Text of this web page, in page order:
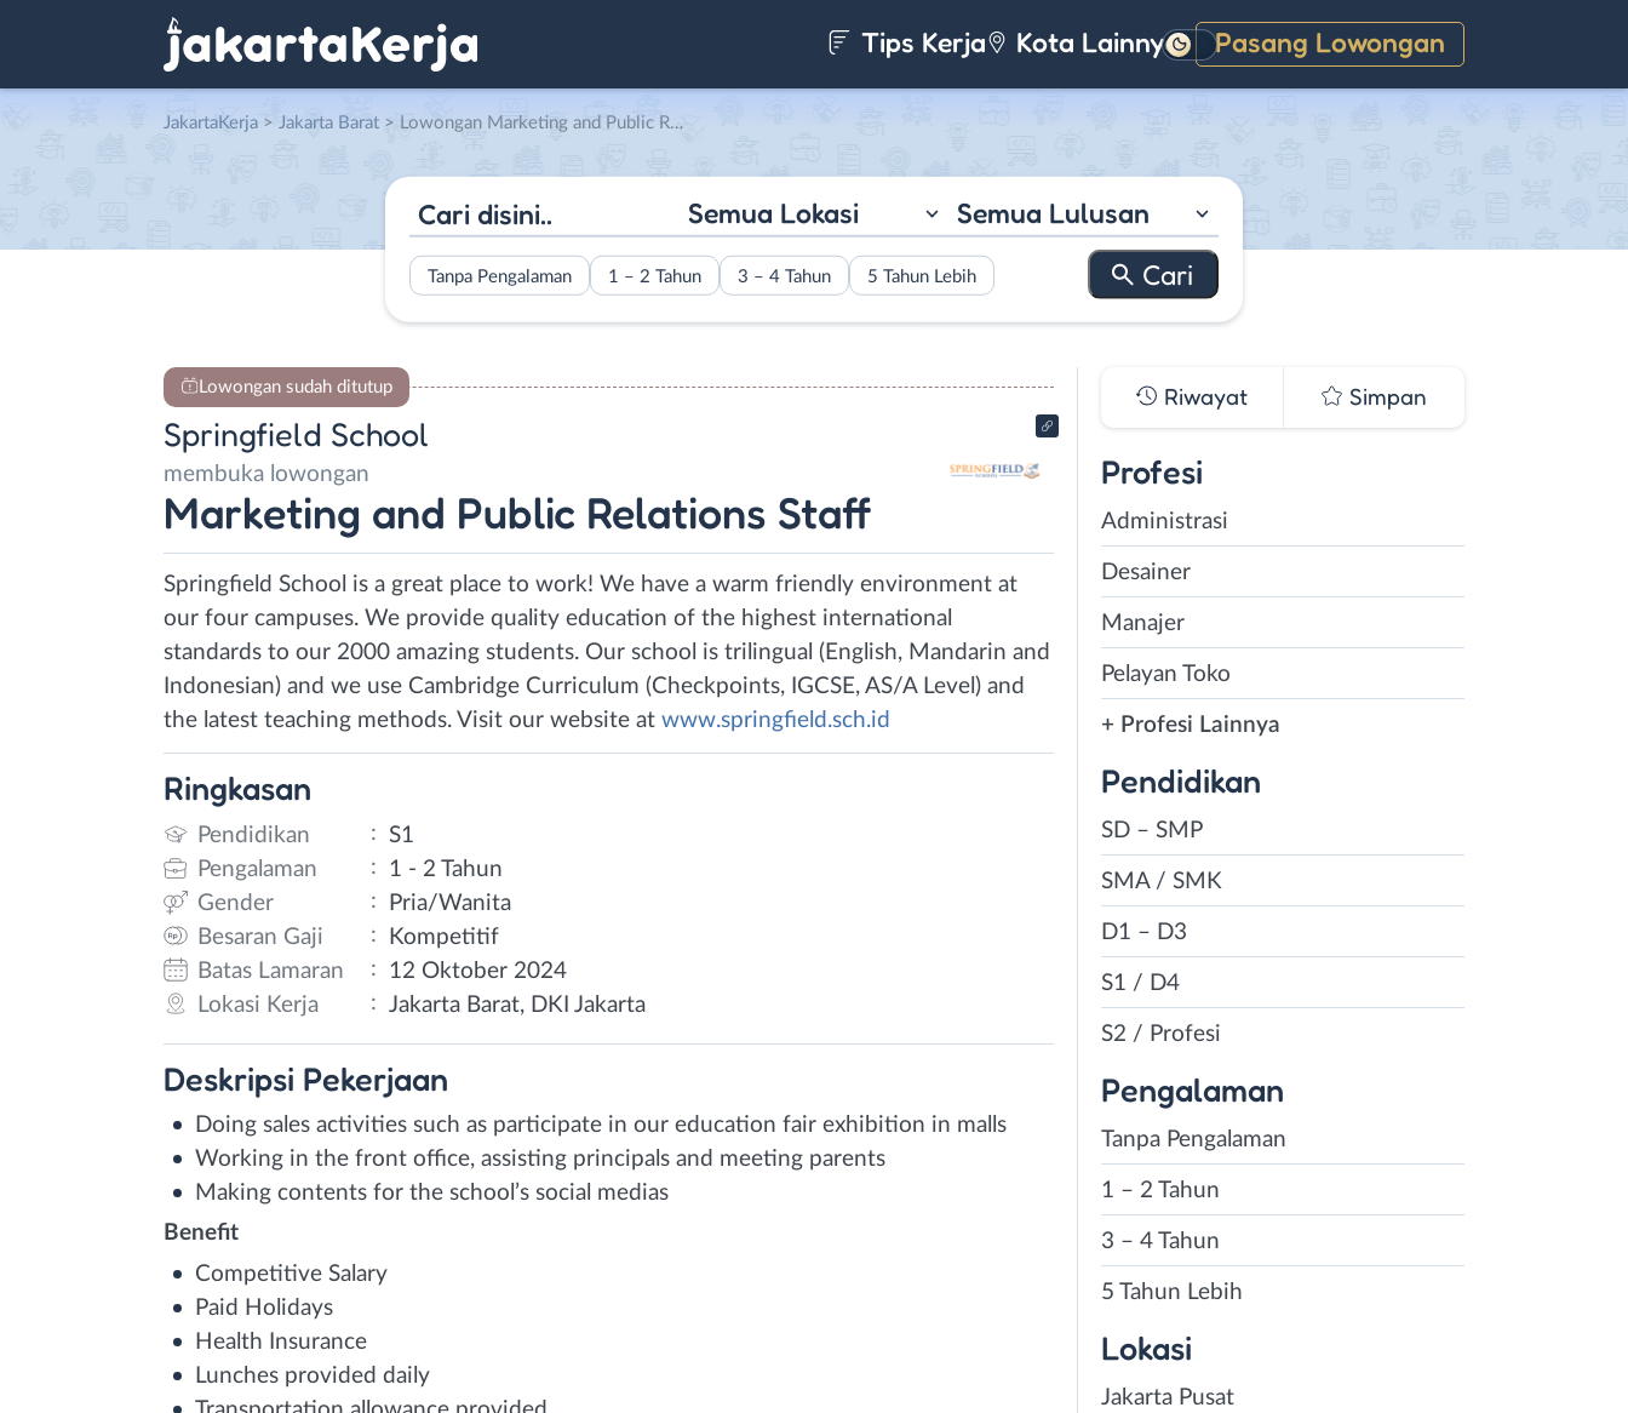
Tips Kerja Kota Lainnya Pasang Lowongan
Gelap
JakartaKerja > Jakarta Barat > Lowongan Marketing and Public Relations Staff di Springfield School
Semua Lokasi Semua Lulusan
Tanpa Pengalaman 1 – 2 Tahun 3 – 4 Tahun 5 Tahun Lebih
Lowongan sudah ditutup
Springfield School
membuka lowongan
Marketing and Public Relations Staff
Springfield School is a great place to work! We have a warm friendly environment at
our four campuses. We provide quality education of the highest international
standards to our 2000 amazing students. Our school is trilingual (English, Mandarin and
Indonesian) and we use Cambridge Curriculum (Checkpoints, IGCSE, AS/A Level) and
the latest teaching methods. Visit our website at www.springfield.sch.id
Ringkasan
Pendidikan : S1
Pengalaman
:
1 - 2 Tahun
Gender
:
Pria/Wanita
Besaran Gaji
:
Kompetitif
Batas Lamaran
:
12 Oktober 2024
Lokasi Kerja
: Jakarta Barat, DKI Jakarta
Deskripsi Pekerjaan
Doing sales activities such as participate in our education fair exhibition in malls
Working in the front office, assisting principals and meeting parents
Making contents for the school’s social medias
Benefit
Competitive Salary
Paid Holidays
Health Insurance
Lunches provided daily
Riwayat Simpan
Profesi
Administrasi
Desainer
Manajer
Pelayan Toko
+ Profesi Lainnya
Pendidikan
SD – SMP
SMA / SMK
D1 – D3
S1 / D4
S2 / Profesi
Pengalaman
Tanpa Pengalaman
1 – 2 Tahun
3 – 4 Tahun
5 Tahun Lebih
Lokasi
Jakarta Pusat